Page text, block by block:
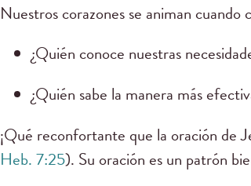
Nuestros corazones se animan cuando
¿Quién conoce nuestras
¿Quién sabe la manera más
¡Qué reconfortante que la oración de
Heb. 7:25). Su oración es un patrón